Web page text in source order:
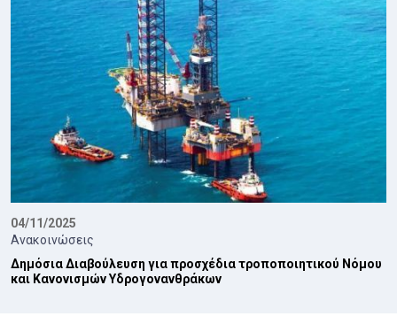
04/11/2025
Ανακοινώσεις
Δημόσια Διαβούλευση για προσχέδια τροποποιητικού Νόμου
και Κανονισμών Υδρογονανθράκων